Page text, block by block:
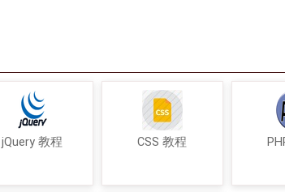
jQuery 教程 CSS 教程